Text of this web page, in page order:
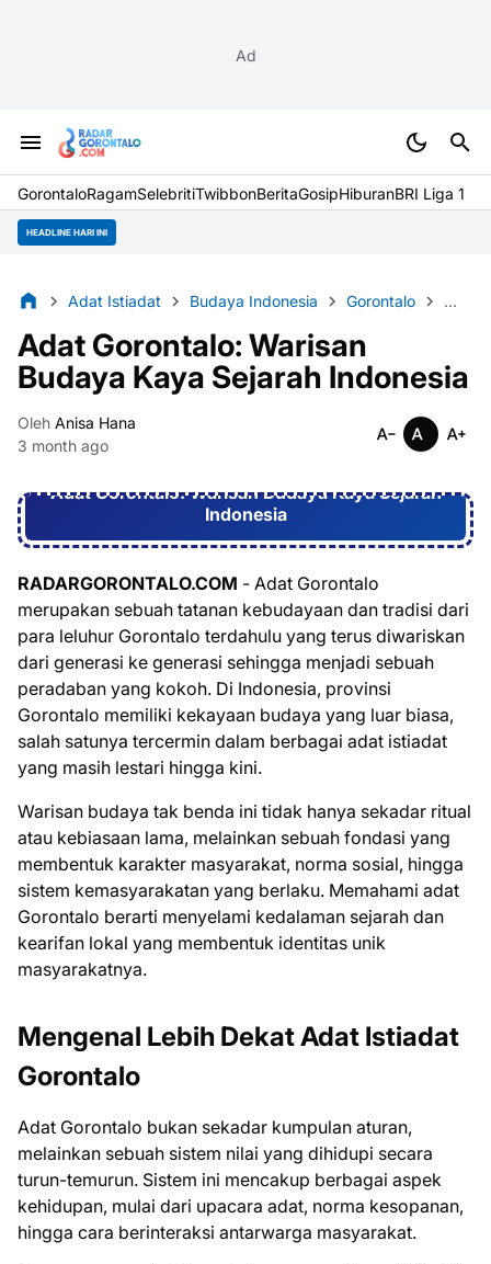
Ad
GorontaloRagamSelebritiTwibbonBeritaGosipHiburanBRI Liga 1
HEADLINE HARI INI
Adat Istiadat Budaya Indonesia Gorontalo
Adat Gorontalo: Warisan
Budaya Kaya Sejarah Indonesia
Oleh Anisa Hana
3 month ago
Adat Gorontalo: Warisan Budaya Kaya Sejarah
Indonesia
RADARGORONTALO.COM - Adat Gorontalo
merupakan sebuah tatanan kebudayaan dan tradisi dari
para leluhur Gorontalo terdahulu yang terus diwariskan
dari generasi ke generasi sehingga menjadi sebuah
peradaban yang kokoh. Di Indonesia, provinsi
Gorontalo memiliki kekayaan budaya yang luar biasa,
salah satunya tercermin dalam berbagai adat istiadat
yang masih lestari hingga kini.
Warisan budaya tak benda ini tidak hanya sekadar ritual
atau kebiasaan lama, melainkan sebuah fondasi yang
membentuk karakter masyarakat, norma sosial, hingga
sistem kemasyarakatan yang berlaku. Memahami adat
Gorontalo berarti menyelami kedalaman sejarah dan
kearifan lokal yang membentuk identitas unik
masyarakatnya.
Mengenal Lebih Dekat Adat Istiadat
Gorontalo
Adat Gorontalo bukan sekadar kumpulan aturan,
melainkan sebuah sistem nilai yang dihidupi secara
turun-temurun. Sistem ini mencakup berbagai aspek
kehidupan, mulai dari upacara adat, norma kesopanan,
hingga cara berinteraksi antarwarga masyarakat.